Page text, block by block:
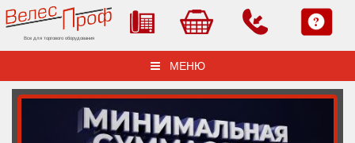
Все для торгового оборудования
МЕНЮ